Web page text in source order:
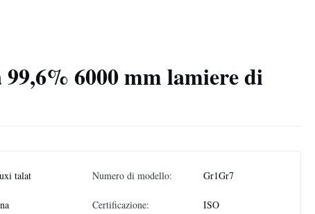
6000 mm lamiere di
talat Numero di modello: Gr1Gr7
Certificazione: ISO